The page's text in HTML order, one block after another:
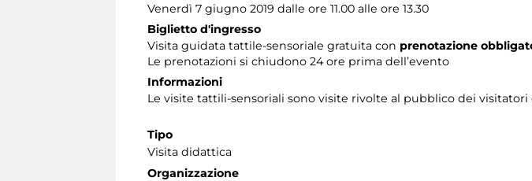
Venerdì 7 giugno 2019 dalle ore 11.00 alle ore 13.30
Biglietto d'ingresso
Visita guidata tattile-sensoriale gratuita con prenotazione
Le prenotazioni si chiudono 24 ore prima dell’evento
Informazioni
Le visite tattili-sensoriali sono visite rivolte al pubblico dei visitatori
Tipo
Visita didattica
Organizzazione